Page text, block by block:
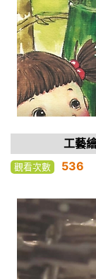
工藝
觀看次數 536